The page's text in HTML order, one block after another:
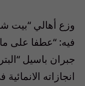
وزع أهالي “بيت
فيه: “عطفا على
جبران باسيل
انجازاته